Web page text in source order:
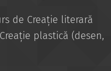
de Creație literară
plastică (desen,